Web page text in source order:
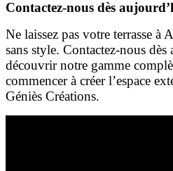
Contactez-nous dès
Ne laissez pas votre terrasse à
sans style. Contactez-nous
découvrir notre gamme
commencer à créer l’espace
Géniès Créations.